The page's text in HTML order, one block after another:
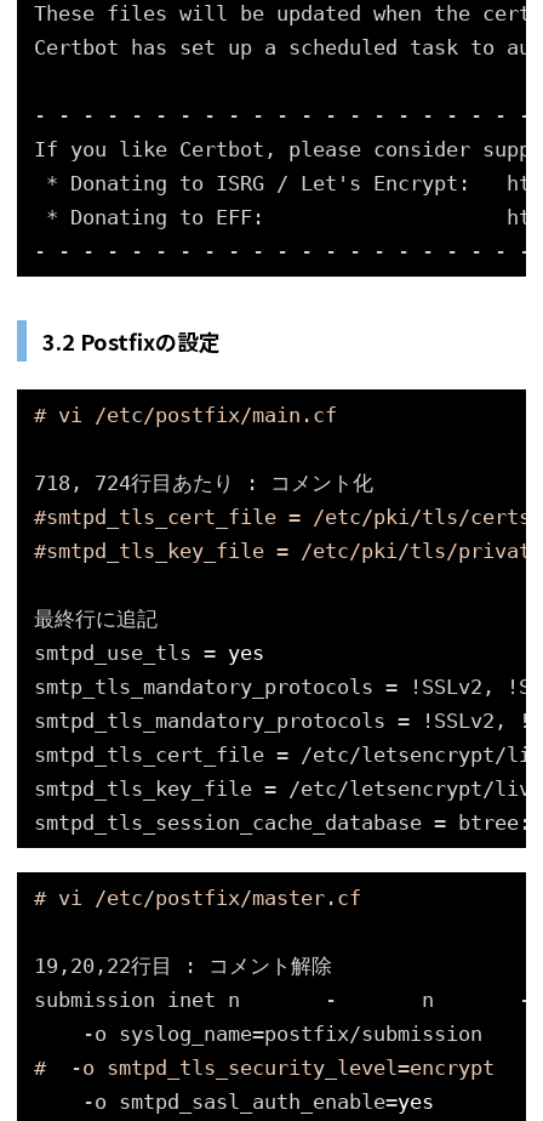
These files will be updated when the
Certbot has set up a scheduled task to
- - - - - - - - - - - - - - - - - - - -
If you like Certbot, please consider
* Donating to ISRG / Let's Encrypt:
* Donating to EFF:
- - - - - - - - - - - - - - - - - - - -
3.2 Postfixの設定
# vi /etc/postfix/main.cf
718, 724行目あたり : コメント化
#smtpd_tls_cert_file = /etc/pki/tls/certs/
#smtpd_tls_key_file = /etc/pki/tls/
最終行に追記
smtpd_use_tls = yes
smtp_tls_mandatory_protocols = !SSLv2,
smtpd_tls_mandatory_protocols = !SSLv2,
smtpd_tls_cert_file = /etc/letsencrypt/
smtpd_tls_key_file = /etc/letsencrypt/
smtpd_tls_session_cache_database =
# vi /etc/postfix/master.cf
19,20,22行目 : コメント解除
submission inet n       -       n       -
-o syslog_name=postfix/submission
#  -o smtpd_tls_security_level=encrypt
-o smtpd_sasl_auth_enable=yes